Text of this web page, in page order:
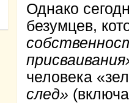
Однако
безумцев,
человека
след»